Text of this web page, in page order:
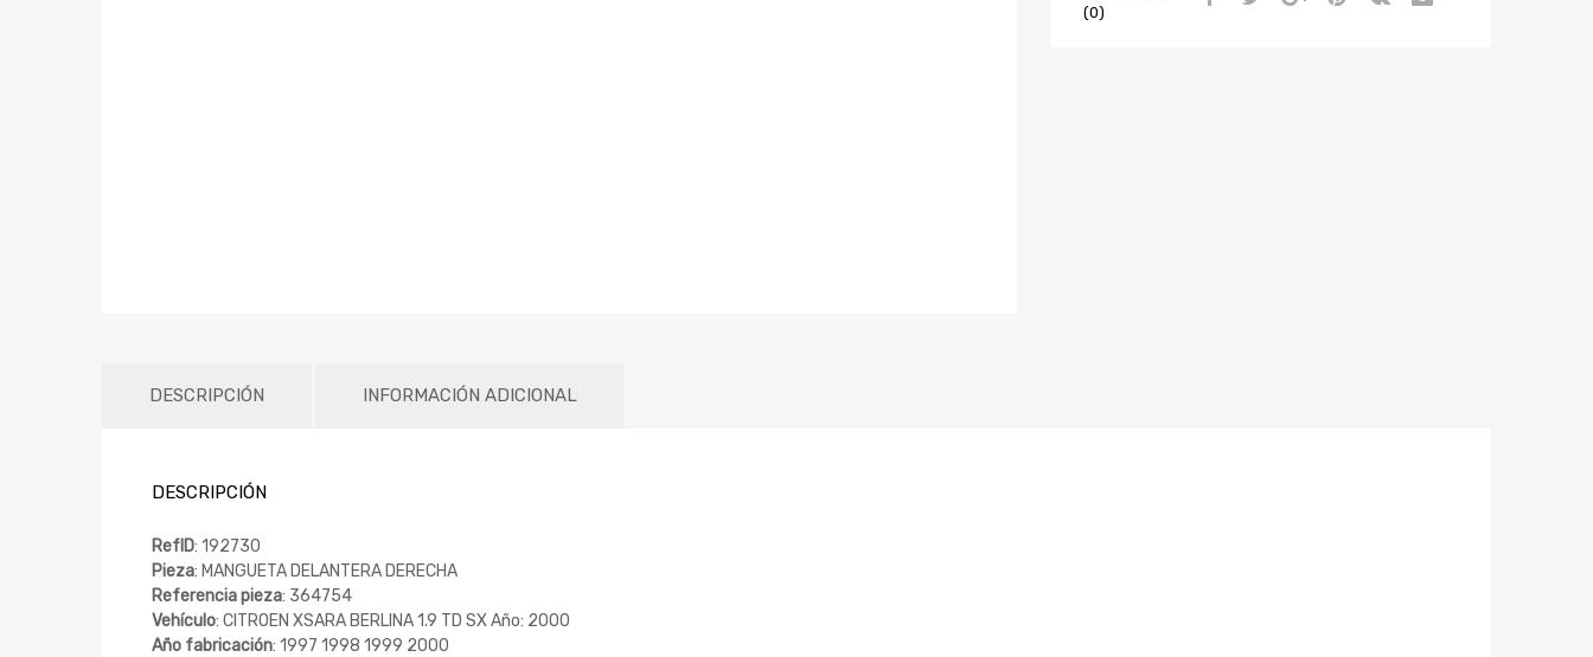
(0)
DESCRIPCIÓN INFORMACIÓN ADICIONAL
DESCRIPCIÓN
RefID: 192730
Pieza: MANGUETA DELANTERA DERECHA
Referencia pieza: 364754
Vehículo: CITROEN XSARA BERLINA 1.9 TD SX Año: 2000
Año fabricación: 1997 1998 1999 2000